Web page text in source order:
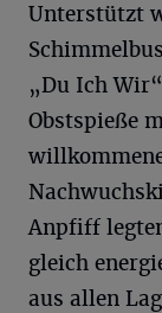
Unterstützt
„Du Ich
Obstspieße
Anpfiff
gleich
aus allen